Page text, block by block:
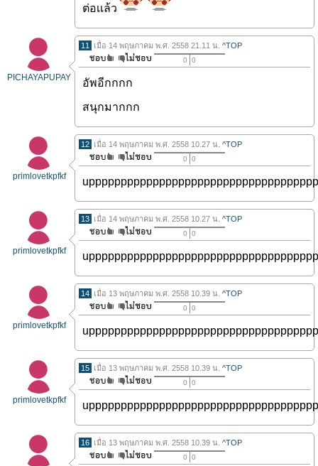
ต่อเเล้ว
PICHAYAPUPAY
11 เมื่อ 14 พฤษภาคม พ.ศ. 2558 21.11 น. ^TOP
0 0
อัพอีกกกก
สนุกมากกก
primlovetkpfkf
12 เมื่อ 14 พฤษภาคม พ.ศ. 2558 10.27 น. ^TOP
0 0
primlovetkpfkf
13 เมื่อ 14 พฤษภาคม พ.ศ. 2558 10.27 น. ^TOP
0 0
primlovetkpfkf
14 เมื่อ 13 พฤษภาคม พ.ศ. 2558 10.39 น. ^TOP
0 0
primlovetkpfkf
15 เมื่อ 13 พฤษภาคม พ.ศ. 2558 10.39 น. ^TOP
0 0
16 เมื่อ 13 พฤษภาคม พ.ศ. 2558 10.39 น. ^TOP
0 0